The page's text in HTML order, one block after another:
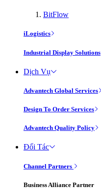
BitFlow
iLogistics
Industrial Display Solutions
Dịch Vụ
Advantech Global Services
Design To Order Services
Advantech Quality Policy
Đối Tác
Channel Partners
Business Alliance Partner